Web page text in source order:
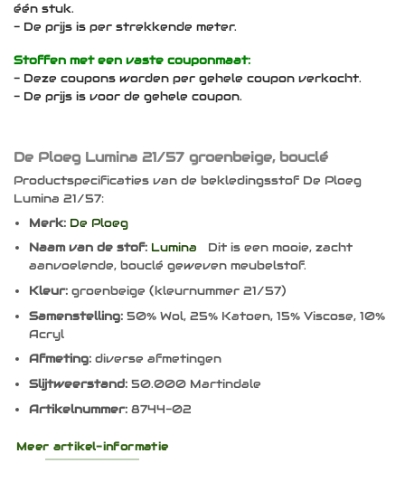
één stuk.
- De prijs is per strekkende meter.
Stoffen met een vaste couponmaat:
- Deze coupons worden per gehele coupon verkocht.
- De prijs is voor de gehele coupon.
De Ploeg Lumina 21/57 groenbeige, bouclé
Productspecificaties van de bekledingsstof De Ploeg
Lumina 21/57:
Merk: De Ploeg
Naam van de stof: Lumina Dit is een mooie, zacht
aanvoelende, bouclé geweven meubelstof.
Kleur:groenbeige (kleurnummer 21/57)
Samenstelling:50% Wol, 25% Katoen, 15% Viscose, 10%
Acryl
Afmeting:diverse afmetingen
Slijtweerstand:50.000 Martindale
Artikelnummer:8744-02
Meer artikel-informatie